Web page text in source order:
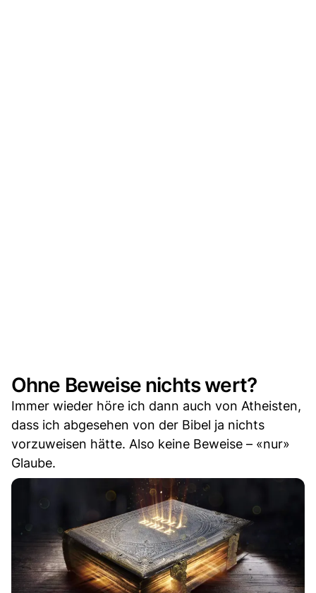
Ohne Beweise nichts wert?
Immer wieder höre ich dann auch von Atheisten,
dass ich abgesehen von der Bibel ja nichts
vorzuweisen hätte. Also keine Beweise – «nur»
Glaube.